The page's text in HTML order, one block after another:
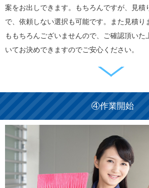
案をお出しできます。もちろんですが、見積
で、依頼しない選択も可能です。また見積り
ももちろんございませんので、ご確認頂いた
いてお決めできますのでご安心ください。
④作業開始